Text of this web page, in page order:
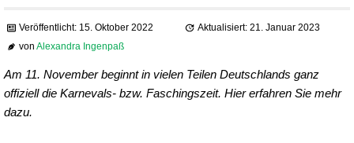
Veröffentlicht: 15. Oktober 2022
Aktualisiert: 21. Januar 2023
vonAlexandra Ingenpaß
Am 11. November beginnt in vielen Teilen Deutschlands ganz
offiziell die Karnevals- bzw. Faschingszeit. Hier erfahren Sie mehr
dazu.